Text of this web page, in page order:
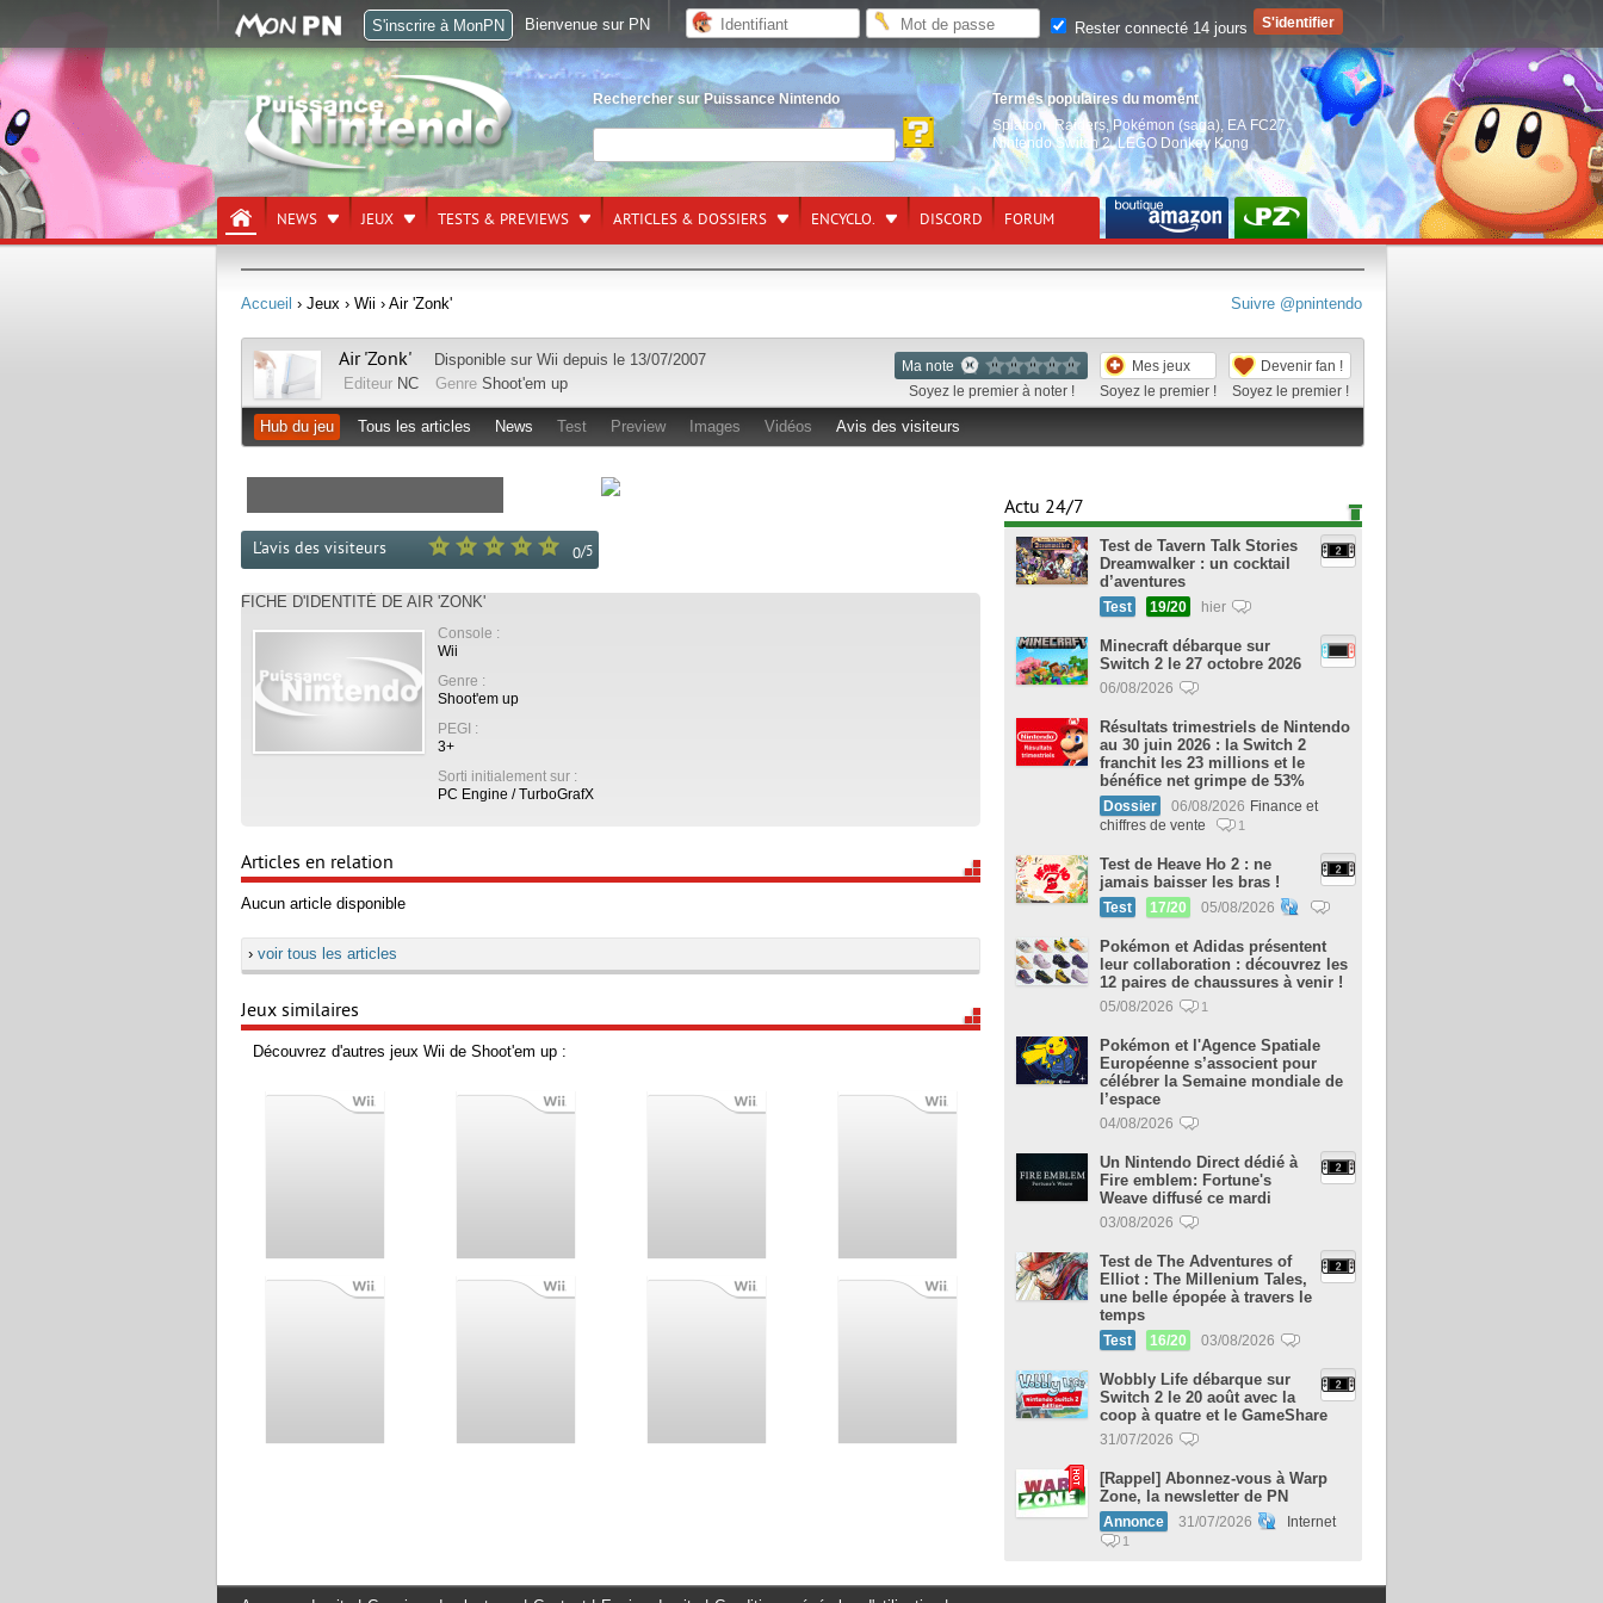
Rechercher sur Puissance Nintendo
Termes populaires du moment
Splatoon Raiders, Pokémon (saga) EA FC27,
Nintendo Switch 2,LEGO Donkey Kong
NEWS JEUX TESTS & PREVIEWS ARTICLES & DOSSIERS ENCYCLO. DISCORD FORUM
Suivre @pnintendo
Accueil › Jeux › Wii › Air 'Zonk'
Ma note
Soyez le premier à noter !
Mes jeux
Soyez le premier !
Devenir fan !
Soyez le premier !
Air 'Zonk' Disponible sur Wii depuis le 13/07/2007
Editeur NC Genre Shoot'em up
Hub du jeu Tous les articles News Test Preview Images Vidéos Avis des visiteurs
0/5
L'avis des visiteurs
FICHE D'IDENTITÉ DE AIR 'ZONK'
Console :
Wii
Genre :
Shoot'em up
PEGI :
3+
Sorti initialement sur :
PC Engine / TurboGrafX
Articles en relation
Aucun article disponible
› voir tous les articles
Jeux similaires
Découvrez d'autres jeux Wii de Shoot'em up :
Actu 24/7
Test de Tavern Talk Stories
Dreamwalker : un cocktail
d’aventures
Test 19/20 hier
Minecraft débarque sur
Switch 2 le 27 octobre 2026
06/08/2026
Résultats trimestriels de Nintendo
au 30 juin 2026 : la Switch 2
franchit les 23 millions et le
bénéfice net grimpe de 53%
Dossier 06/08/2026 Finance et
chiffres de vente
1
Test de Heave Ho 2 : ne
jamais baisser les bras !
Test 17/20 05/08/2026
Pokémon et Adidas présentent
leur collaboration : découvrez les
12 paires de chaussures à venir !
05/08/2026 1
Pokémon et l'Agence Spatiale
Européenne s’associent pour
célébrer la Semaine mondiale de
l’espace
04/08/2026
Un Nintendo Direct dédié à
Fire emblem: Fortune's
Weave diffusé ce mardi
03/08/2026
Test de The Adventures of
Elliot : The Millenium Tales,
une belle épopée à travers le
temps
Test 16/20 03/08/2026
Wobbly Life débarque sur
Switch 2 le 20 août avec la
coop à quatre et le GameShare
31/07/2026
[Rappel] Abonnez-vous à Warp
Zone, la newsletter de PN
Annonce 31/07/2026 Internet
1
S'inscrire à MonPN Bienvenue sur PN Rester connecté 14 jours